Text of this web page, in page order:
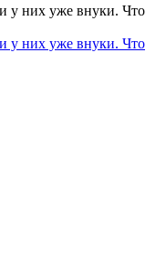
у них уже внуки. Что
у них уже внуки. Что